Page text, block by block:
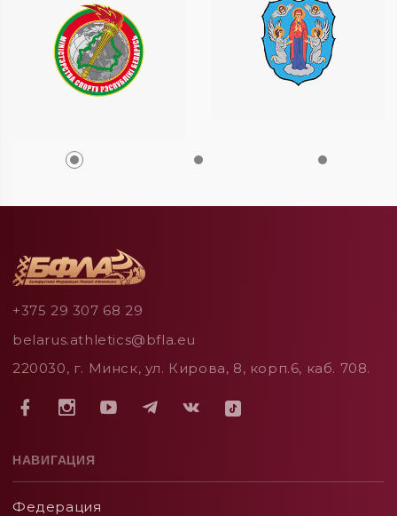
+375 29 307 68 29
belarus.athletics@bfla.eu
220030, г. Минск, ул. Кирова, 8, корп.6, каб. 708.
НАВИГАЦИЯ
Федерация